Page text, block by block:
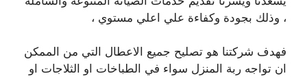
، وذلك بجودة وكفاءة علي اعلي مستوي ،
فهدف شركتنا هو تصليح جميع الاعطال التي من الممكن
ان تواجه ربة المنزل سواء في الطباخات او الثلاجات او